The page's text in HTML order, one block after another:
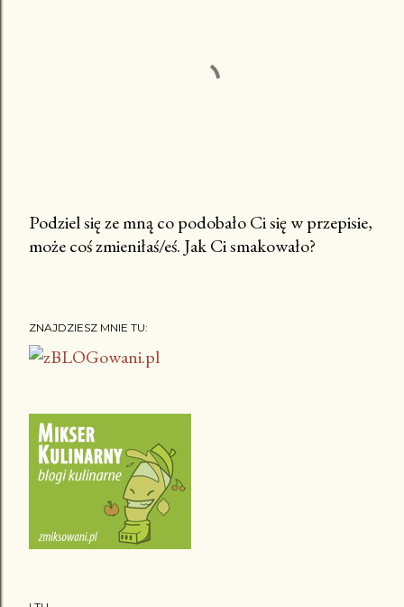
P
ś
l
j
m
t
r
Podziel się ze mną co podobało Ci się w przepisie,
może coś zmieniłaś/eś. Jak Ci smakowało?
ZNAJDZIESZ MNIE TU: